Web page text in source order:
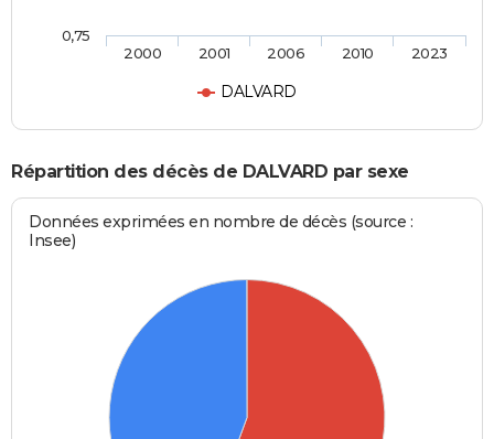
DALVARD
2000 2001 2006 2010 2023
0,75
Répartition des décès de DALVARD par sexe
Données exprimées en nombre de décès (source :
Insee)